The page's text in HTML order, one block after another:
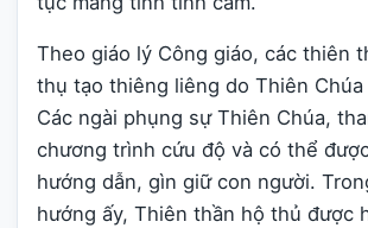
Theo giáo lý Công giáo, các thiên
thụ tạo thiêng liêng do Thiên
Các ngài phụng sự Thiên Chúa,
chương trình cứu độ và có thể
hướng dẫn, gìn giữ con người.
hướng ấy, Thiên thần hộ thủ được